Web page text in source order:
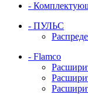
-
- ПУЛЬС
- Flamco